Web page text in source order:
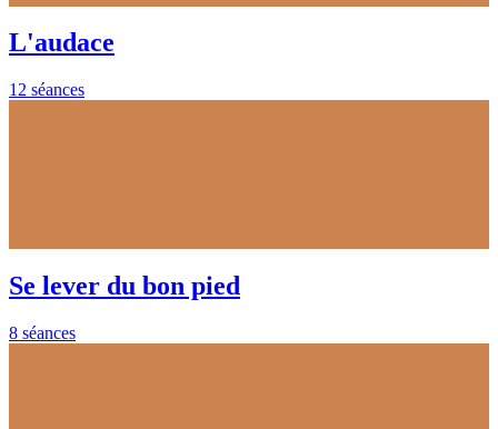
L'audace
12 séances
Se lever du bon pied
8 séances